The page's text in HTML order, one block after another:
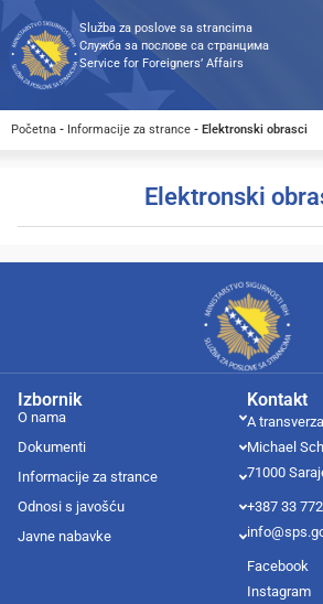
Služba za poslove sa strancima
Служба за послове са странцима
Service for Foreigners’ Affairs
Početna - Informacije za strance - Elektronski obrasci
Elektronski
Kontakt
A
Michael
71000
+387 33
Facebook
Instagram
Izbornik
O nama
Dokumenti
Informacije za strance
Odnosi s javošću
Javne nabavke